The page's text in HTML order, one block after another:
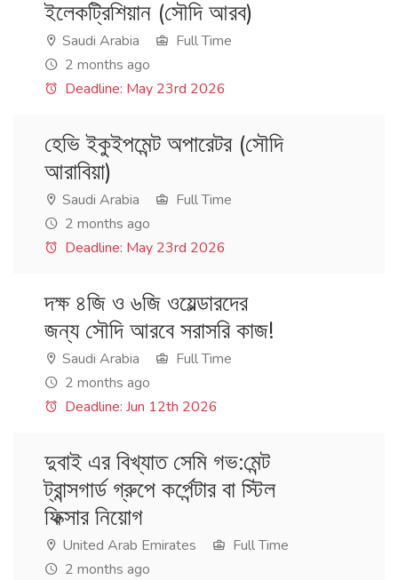
ইলেকট্রিশিয়ান (সৌদি আরব)
Saudi Arabia
Full Time
2 months ago
Deadline: May 23rd 2026
হেভি ইকুইপমেন্ট অপারেটর (সৌদি
আরাবিয়া)
Saudi Arabia
Full Time
2 months ago
Deadline: May 23rd 2026
দক্ষ ৪জি ও ৬জি ওয়েল্ডারদের
জন্য সৌদি আরবে সরাসরি কাজ!
Saudi Arabia
Full Time
2 months ago
Deadline: Jun 12th 2026
দুবাই এর বিখ্যাত সেমি গভ:মেন্ট
ট্রান্সগার্ড গ্রুপে কর্পেন্টার বা স্টিল
ফিক্সার নিয়োগ
United Arab Emirates
Full Time
2 months ago